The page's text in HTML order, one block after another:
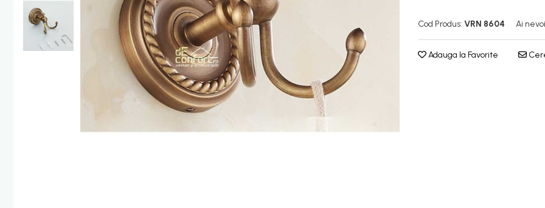
Para dus
Set dus complet echipat
Suport prindere para dus
Baterie salon
Cod Produs: VRN 8604 Ai
Adauga la Favorite